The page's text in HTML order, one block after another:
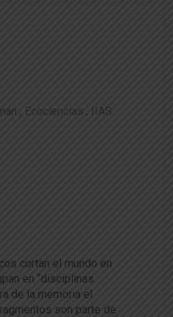
Ecociencias
IIAS
cortan el mundo en
en “disciplinas
de la memoria el
son parte de